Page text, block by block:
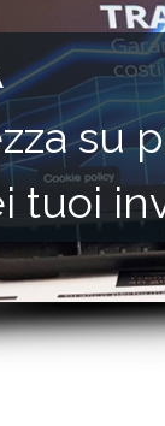
su
tuoi